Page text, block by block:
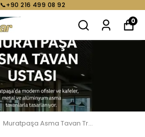
📞+90 216 499 08 92
0
Muratpaşa Asma Tavan Trendleri